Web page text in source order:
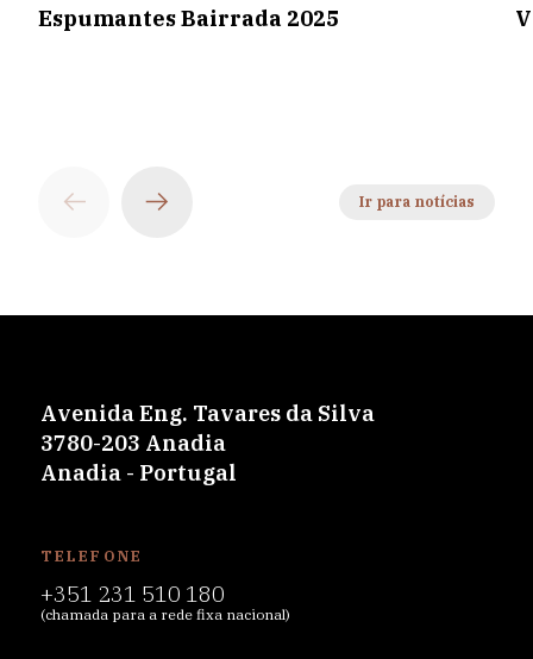
Espumantes Bairrada 2025
Ir para notícias
Avenida Eng. Tavares da Silva
3780-203 Anadia
Anadia - Portugal
TELEFONE
+351 231 510 180
(chamada para a rede fixa nacional)